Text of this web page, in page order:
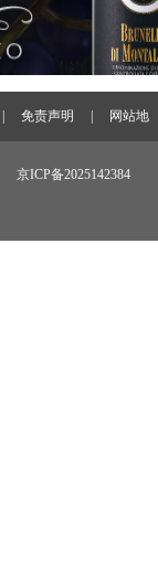
免责声明 网站地
京ICP备2025142384